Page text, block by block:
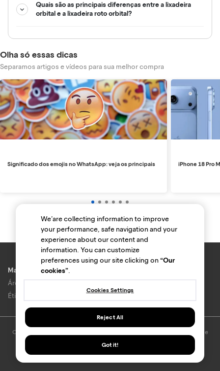
Quais são as principais diferenças entre a lixadeira
orbital e a lixadeira roto orbital?
Olha só essas dicas
Separamos artigos e vídeos para sua melhor compra
Significado dos emojis no WhatsApp: veja os principais iPhone 18 Pro
Marcas e lojas
Área do anunciante
Ética e Integridade
O uso deste site está sujeito aos termos e condições do
e
© Bondfaro. Todos os direitos reservados.
We’are collecting information to improve
your performance, safe navigation and your
experience about our content and
information. You can customize
preferences using our site clicking on“Our
cookies”.
Cookies Settings
Reject All
Got it!